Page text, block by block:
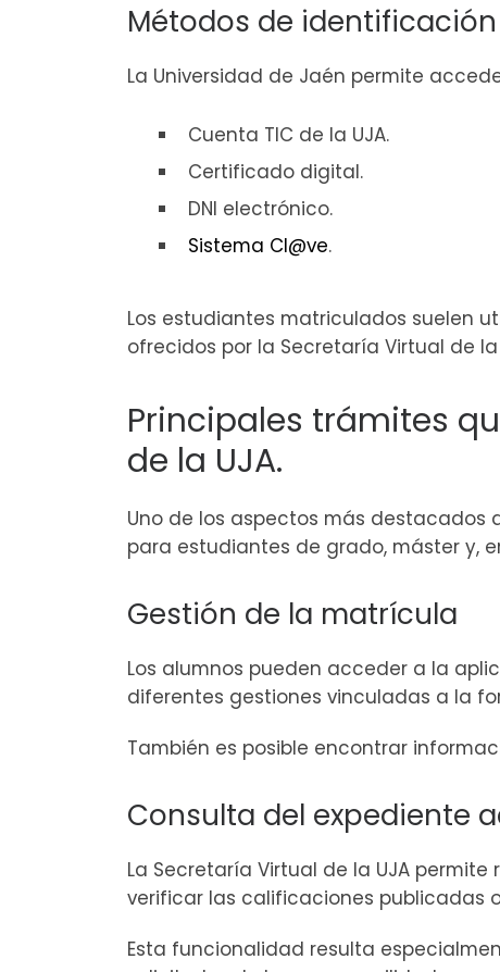
Métodos de
La Universidad de Jaén permite
Cuenta TIC de la UJA.
Certificado digital.
DNI electrónico.
Sistema Cl@ve.
Los estudiantes matriculados suelen
ofrecidos por la Secretaría Virtual de la
Principales trámites
de la UJA.
Uno de los aspectos más destacados
para estudiantes de grado, máster y,
Gestión de la matrícula
Los alumnos pueden acceder a la
diferentes gestiones vinculadas a la
También es posible encontrar
Consulta del expediente
La Secretaría Virtual de la UJA
verificar las calificaciones publicadas
Esta funcionalidad resulta